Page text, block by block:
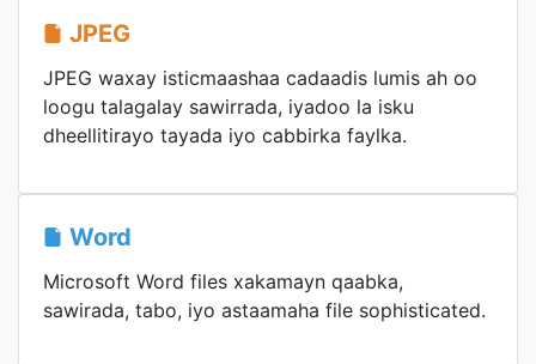
JPEG
JPEG waxay isticmaashaa cadaadis lumis ah oo
loogu talagalay sawirrada, iyadoo la isku
dheellitirayo tayada iyo cabbirka faylka.
Word
Microsoft Word files xakamayn qaabka,
sawirada, tabo, iyo astaamaha file sophisticated.